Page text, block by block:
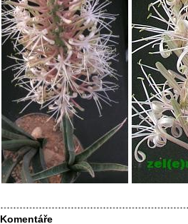
Komentáře